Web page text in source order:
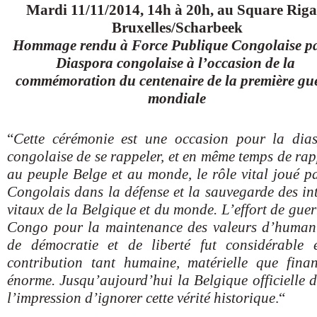
Mardi 11/11/2014, 14h à 20h, au Square
Bruxelles/Scharbeek
Hommage rendu à Force Publique Congolaise
Diaspora congolaise à l’occasion de la
commémoration du centenaire de la première
mondiale
“Cette cérémonie est une occasion pour la
congolaise de se rappeler, et en même temps de
au peuple Belge et au monde, le rôle vital joué
Congolais dans la défense et la sauvegarde des
vitaux de la Belgique et du monde. L’effort de
Congo pour la maintenance des valeurs
de démocratie et de liberté fut considérable
contribution tant humaine, matérielle que
énorme. Jusqu’aujourd’hui la Belgique officielle
l’impression d’ignorer cette vérité historique.“